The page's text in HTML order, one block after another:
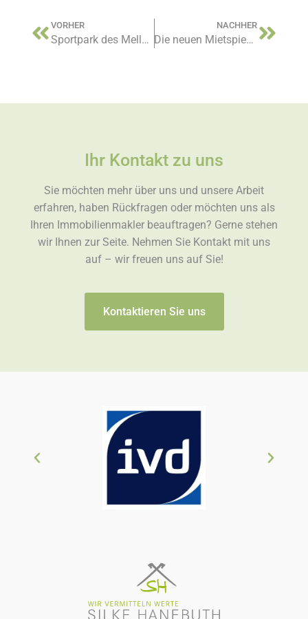
VORHER
Sportpark des Mellendorfer TV erhält mit Silke Hanebuth Immobilien erstmals einen Namensgeber
NACHHER
Die neuen Mietspiegel 2021 in der nördlichen Region Hannover
Ihr Kontakt zu uns
Sie möchten mehr über uns und unsere Arbeit
erfahren, haben Rückfragen oder möchten uns als
Ihren Immobilienmakler beauftragen? Gerne stehen
wir Ihnen zur Seite. Nehmen Sie Kontakt mit uns
auf – wir freuen uns auf Sie!
Kontaktieren Sie uns